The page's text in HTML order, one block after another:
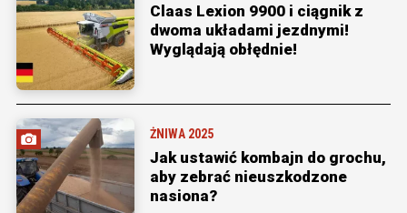
Claas Lexion 9900 i ciągnik z
dwoma układami jezdnymi!
Wyglądają obłędnie!
ŻNIWA 2025
Jak ustawić kombajn do grochu,
aby zebrać nieuszkodzone
nasiona?